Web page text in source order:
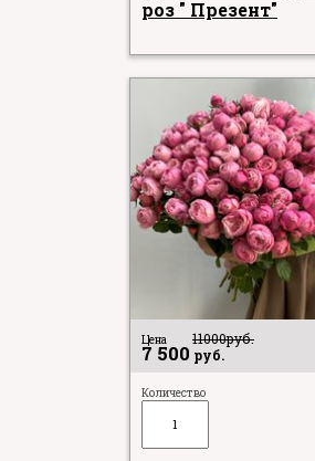
роз " Презент"
Цена 11000руб.
7 500 руб.
Количество